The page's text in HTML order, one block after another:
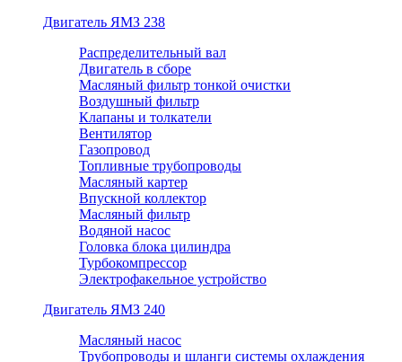
Двигатель ЯМЗ 238
Распределительный вал
Двигатель в сборе
Масляный фильтр тонкой очистки
Воздушный фильтр
Клапаны и толкатели
Вентилятор
Газопровод
Топливные трубопроводы
Масляный картер
Впускной коллектор
Масляный фильтр
Водяной насос
Головка блока цилиндра
Турбокомпрессор
Электрофакельное устройство
Двигатель ЯМЗ 240
Масляный насос
Трубопроводы и шланги системы охлаждения